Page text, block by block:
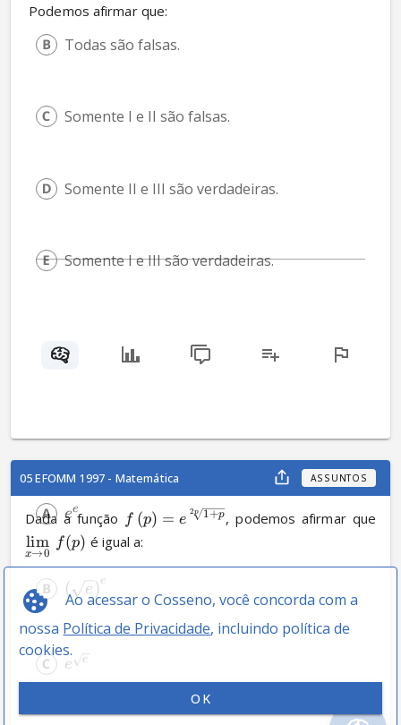
Ao acessar o Cosseno, você concorda com a
nossa Política de Privacidade, incluindo política de
cookies.
OK
Podemos afirmar que:
Todas são falsas.
Somente I e II são falsas.
Somente II e III são verdadeiras.
Somente I e III são verdadeiras.
05 EFOMM 1997 - Matemática ASSUNTOS
Dada a função f (p) = e
2p 1+p, podemos afirmar que
x→0
lim f(p) é igual a:
ee
( e ) e
e e